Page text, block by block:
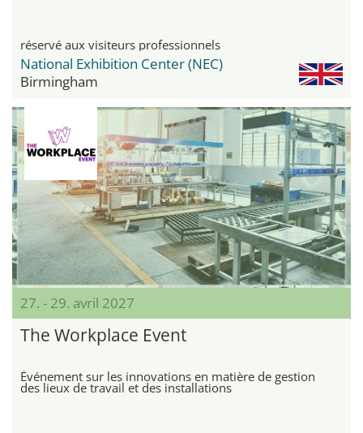
réservé aux visiteurs professionnels
National Exhibition Center (NEC)
Birmingham
27. - 29. avril 2027
The Workplace Event
Événement sur les innovations en matière de gestion
des lieux de travail et des installations